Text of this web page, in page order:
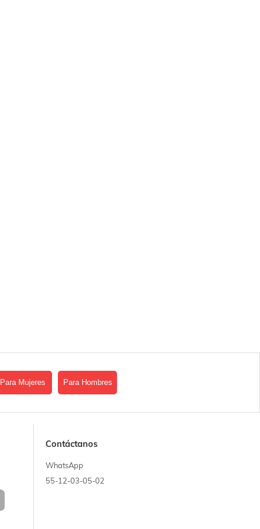
Para Mujeres Para Hombres
Contáctanos
WhatsApp
55-12-03-05-02